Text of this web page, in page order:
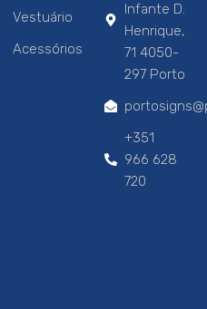
Vestuário
Acessórios
Infante D.
Henrique,
71 4050-
297 Porto
+351
966 628
720